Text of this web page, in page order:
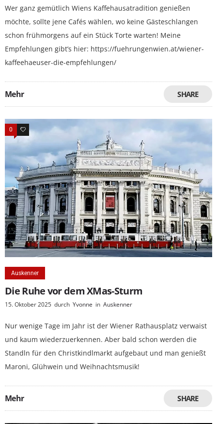
Wer ganz gemütlich Wiens Kaffehausatradition genießen
möchte, sollte jene Cafés wählen, wo keine Gästeschlangen
schon frühmorgens auf ein Stück Torte warten! Meine
Empfehlungen gibt’s hier: https://fuehrungenwien.at/wiener-
kaffeehaeuser-die-empfehlungen/
Mehr SHARE
0 0
Auskenner
Die Ruhe vor dem XMas-Sturm
15. Oktober 2025 durch Yvonne in Auskenner
Nur wenige Tage im Jahr ist der Wiener Rathausplatz verwaist
und kaum wiederzuerkennen. Aber bald schon werden die
Standln für den Christkindlmarkt aufgebaut und man genießt
Maroni, Glühwein und Weihnachtsmusik!
Mehr SHARE